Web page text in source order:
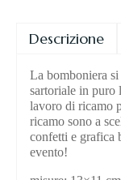
Descrizione
La bomboniera
sartoriale in puro
lavoro di ricamo
ricamo sono a
confetti e grafica
evento!